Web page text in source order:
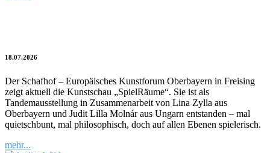
18.07.2026
Der Schafhof – Europäisches Kunstforum Oberbayern in Freising
zeigt aktuell die Kunstschau „SpielRäume“. Sie ist als
Tandemausstellung in Zusammenarbeit von Lina Zylla aus
Oberbayern und Judit Lilla Molnár aus Ungarn entstanden – mal
quietschbunt, mal philosophisch, doch auf allen Ebenen spielerisch.
mehr...